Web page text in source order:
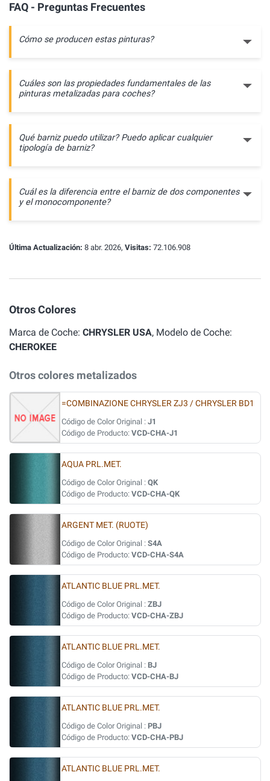
FAQ - Preguntas Frecuentes
Cómo se producen estas pinturas?
Cuáles son las propiedades fundamentales de las
pinturas metalizadas para coches?
Qué barniz puedo utilizar? Puedo aplicar cualquier
tipología de barniz?
Cuál es la diferencia entre el barniz de dos componentes
y el monocomponente?
Última Actualización: 8 abr. 2026, Visitas: 72.106.908
Otros Colores
Marca de Coche: CHRYSLER USA, Modelo de Coche:
CHEROKEE
Otros colores metalizados
=COMBINAZIONE CHRYSLER ZJ3 / CHRYSLER BD1
Código de Color Original : J1
Código de Producto: VCD-CHA-J1
AQUA PRL.MET.
Código de Color Original : QK
Código de Producto: VCD-CHA-QK
ARGENT MET. (RUOTE)
Código de Color Original : S4A
Código de Producto: VCD-CHA-S4A
ATLANTIC BLUE PRL.MET.
Código de Color Original : ZBJ
Código de Producto: VCD-CHA-ZBJ
ATLANTIC BLUE PRL.MET.
Código de Color Original : BJ
Código de Producto: VCD-CHA-BJ
ATLANTIC BLUE PRL.MET.
Código de Color Original : PBJ
Código de Producto: VCD-CHA-PBJ
ATLANTIC BLUE PRL.MET.